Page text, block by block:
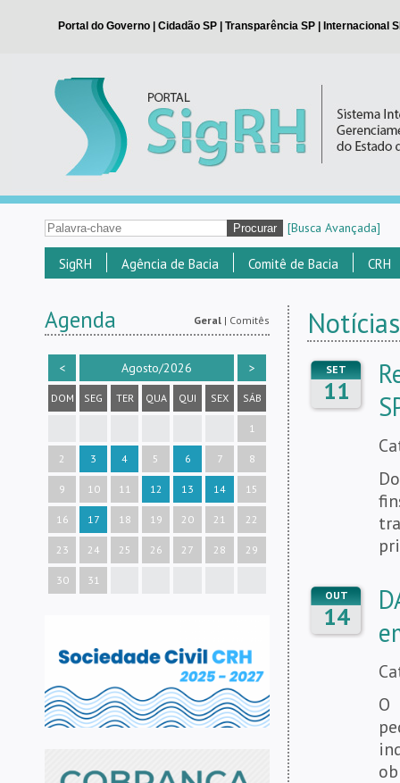
[Busca Avançada]
SigRH Agência de Bacia Comitê de Bacia CRH
Agenda Geral | Comitês
< Agosto/2026 >
DOM SEG TER QUA QUI SEX SÁB
1
2 3 4 5 6 7 8
9 10 11 12 13 14 15
16 17 18 19 20 21 22
23 24 25 26 27 28 29
30 31
SET
11
OUT
14
O